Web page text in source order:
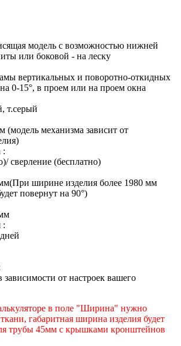
модель с возможностью нижней
или боковой - на леску
вертикальных и поворотно-откидных
0-15°, в проем или на проем окна
т.серый
(модель механизма зависит от
:
сверление (бесплатно)
ширине изделия более 1980 мм
повернут на 90°)
:
зависимости от настроек вашего
в поле "Ширина" нужно
габаритная ширина изделия будет
трубы 45мм с крышками кронштейнов